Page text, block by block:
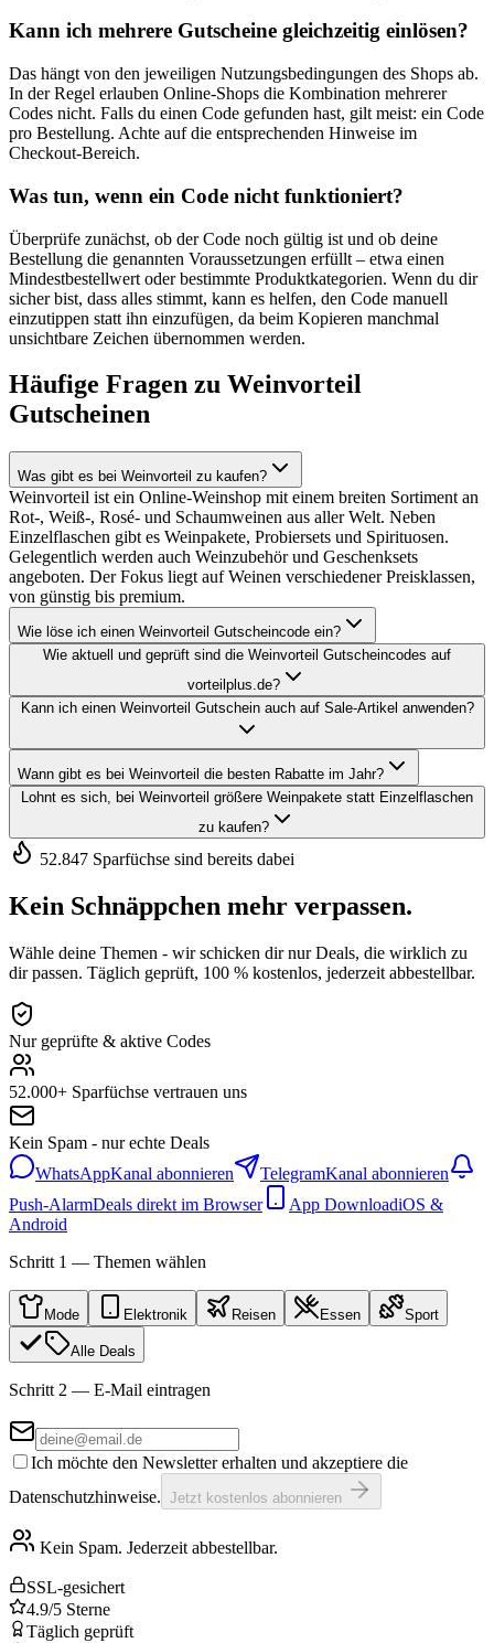
Kann ich mehrere Gutscheine gleichzeitig einlösen?
Das hängt von den jeweiligen Nutzungsbedingungen des Shops ab.
In der Regel erlauben Online-Shops die Kombination mehrerer
Codes nicht. Falls du einen Code gefunden hast, gilt meist: ein Code
pro Bestellung. Achte auf die entsprechenden Hinweise im
Checkout-Bereich.
Was tun, wenn ein Code nicht funktioniert?
Überprüfe zunächst, ob der Code noch gültig ist und ob deine
Bestellung die genannten Voraussetzungen erfüllt – etwa einen
Mindestbestellwert oder bestimmte Produktkategorien. Wenn du dir
sicher bist, dass alles stimmt, kann es helfen, den Code manuell
einzutippen statt ihn einzufügen, da beim Kopieren manchmal
unsichtbare Zeichen übernommen werden.
Häufige Fragen zu Weinvorteil
Gutscheinen
Was gibt es bei Weinvorteil zu kaufen?
Weinvorteil ist ein Online-Weinshop mit einem breiten Sortiment an
Rot-, Weiß-, Rosé- und Schaumweinen aus aller Welt. Neben
Einzelflaschen gibt es Weinpakete, Probiersets und Spirituosen.
Gelegentlich werden auch Weinzubehör und Geschenksets
angeboten. Der Fokus liegt auf Weinen verschiedener Preisklassen,
von günstig bis premium.
Wie löse ich einen Weinvorteil Gutscheincode ein?
Wie aktuell und geprüft sind die Weinvorteil Gutscheincodes auf
vorteilplus.de?
Kann ich einen Weinvorteil Gutschein auch auf Sale-Artikel anwenden?
Wann gibt es bei Weinvorteil die besten Rabatte im Jahr?
Lohnt es sich, bei Weinvorteil größere Weinpakete statt Einzelflaschen
zu kaufen?
52.847 Sparfüchse sind bereits dabei
Kein Schnäppchen mehr verpassen.
Wähle deine Themen - wir schicken dir nur Deals, die wirklich zu
dir passen. Täglich geprüft, 100 % kostenlos, jederzeit abbestellbar.
Nur geprüfte & aktive Codes
52.000+ Sparfüchse vertrauen uns
Kein Spam - nur echte Deals
WhatsAppKanal abonnieren TelegramKanal abonnieren
Push-AlarmDeals direkt im Browser App DownloadiOS &
Android
Schritt 1 — Themen wählen
Mode Elektronik Reisen Essen Sport
Alle Deals
Schritt 2 — E-Mail eintragen
Ich möchte den Newsletter erhalten und akzeptiere die
Datenschutzhinweise. Jetzt kostenlos abonnieren
Kein Spam. Jederzeit abbestellbar.
SSL-gesichert
4.9/5 Sterne
Täglich geprüft